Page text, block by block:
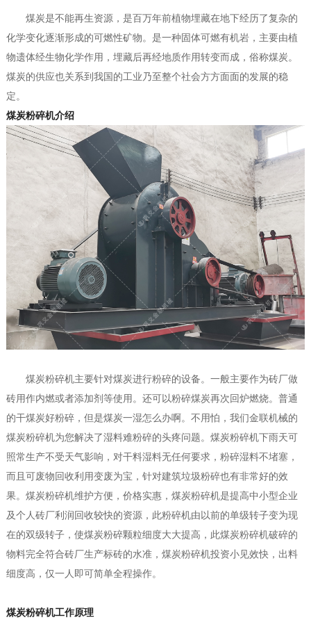
煤炭是不能再生资源，是百万年前植物埋藏在地下经历了复杂的
化学变化逐渐形成的可燃性矿物。是一种固体可燃有机岩，主要由植
物遗体经生物化学作用，埋藏后再经地质作用转变而成，俗称煤炭。
煤炭的供应也关系到我国的工业乃至整个社会方方面面的发展的稳
定。
煤炭粉碎机介绍
煤炭粉碎机主要针对煤炭进行粉碎的设备。一般主要作为砖厂做
砖用作内燃或者添加剂等使用。还可以粉碎煤炭再次回炉燃烧。普通
的干煤炭好粉碎，但是煤炭一湿怎么办啊。不用怕，我们金联机械的
煤炭粉碎机为您解决了湿料难粉碎的头疼问题。煤炭粉碎机下雨天可
照常生产不受天气影响，对干料湿料无任何要求，粉碎湿料不堵塞，
而且可废物回收利用变废为宝，针对建筑垃圾粉碎也有非常好的效
果。煤炭粉碎机维护方便，价格实惠，煤炭粉碎机是提高中小型企业
及个人砖厂利润回收较快的资源，此粉碎机由以前的单级转子变为现
在的双级转子，使煤炭粉碎颗粒细度大大提高，此煤炭粉碎机破碎的
物料完全符合砖厂生产标砖的水准，煤炭粉碎机投资小见效快，出料
细度高，仅一人即可简单全程操作。
煤炭粉碎机工作原理